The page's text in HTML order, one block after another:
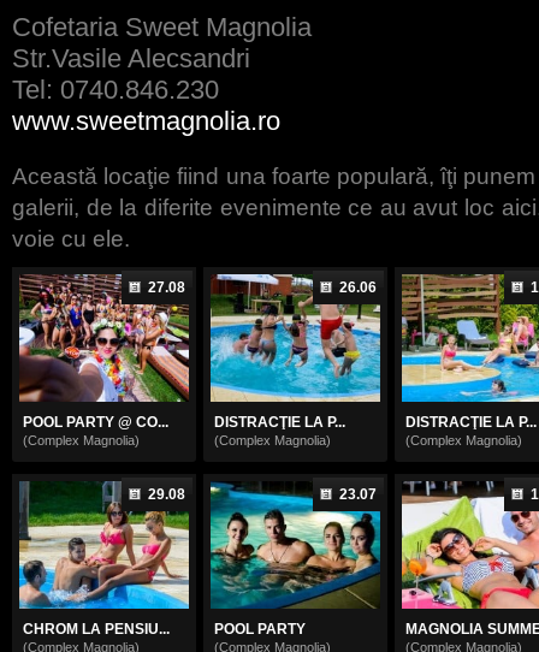
Cofetaria Sweet Magnolia
Str.Vasile Alecsandri
Tel: 0740.846.230
www.sweetmagnolia.ro
Această locaţie fiind una foarte populară, îţi
galerii, de la diferite evenimente ce au avut loc
voie cu ele.
27.08
POOL PARTY @ CO...
(Complex Magnolia)
26.06
DISTRACŢIE LA P...
(Complex Magnolia)
DISTRACŢIE LA P...
(Complex Magnolia)
29.08
CHROM LA PENSIU...
(Complex Magnolia)
23.07
POOL PARTY
(Complex Magnolia)
MAGNOLIA
(Complex Magnolia)